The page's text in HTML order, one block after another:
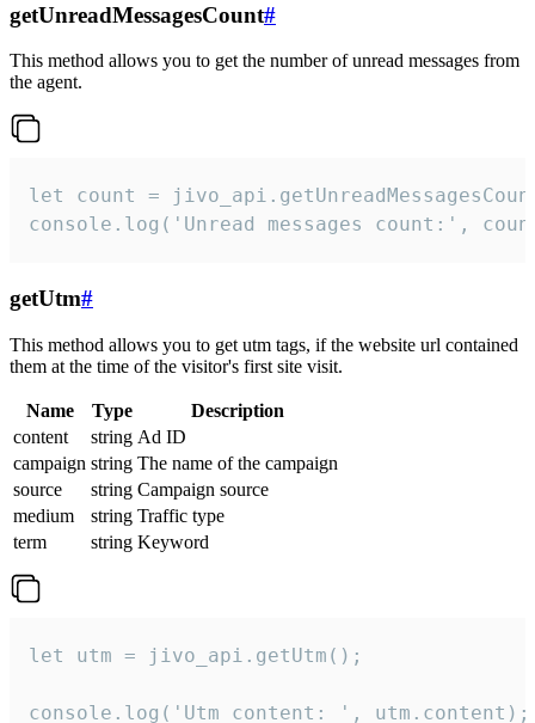
getUnreadMessagesCount#
This method allows you to get the number of unread messages from
the agent.
let count =
console.log('Unread messages count:',
getUtm#
This method allows you to get utm tags, if the website url contained
them at the time of the visitor's first site visit.
Name Type
Description
content
string Ad ID
campaign string The name of the campaign
source
string Campaign source
medium
string Traffic type
term
string Keyword
let utm = jivo_api.getUtm();
console.log('Utm content: ', utm.content);